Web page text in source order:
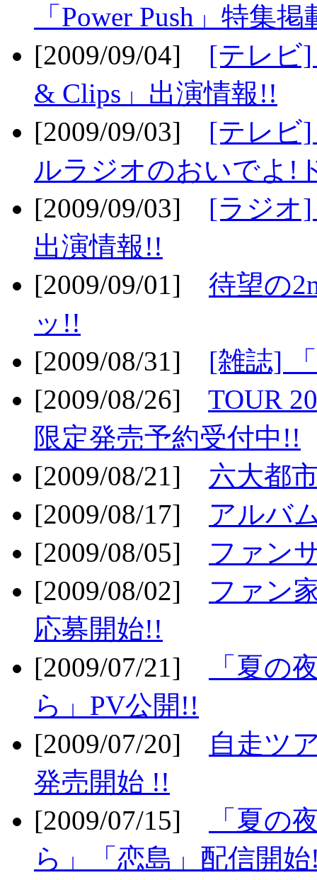
「Power Push」特集
[2009/09/04] [テレビ]
& Clips」出演情報!!
[2009/09/03] [テレビ
ルラジオのおいでよ!
[2009/09/03] [ラジオ]
出演情報!!
[2009/09/01] 待望の
ッ!!
[2009/08/31] [雑誌]
[2009/08/26] TOUR
限定発売予約受付中!!
[2009/08/21] 六大都
[2009/08/17] アルバ
[2009/08/05] ファン
[2009/08/02] ファン
応募開始!!
[2009/07/21]
「夏の
ら」PV公開!!
[2009/07/20]
自走ツ
発売開始 !!
[2009/07/15]
「夏の
ら」「恋島」配信開